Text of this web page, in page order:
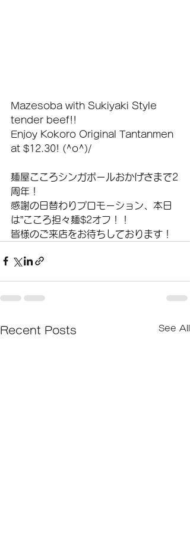
Mazesoba with Sukiyaki Style
tender beef!!
Enjoy Kokoro Original Tantanmen
at $12.30! (^o^)/
麺屋こころシンガポールおかげさまで2
周年！
感謝の日替わりプロモーション、本日
は”こころ担々麺$2オフ！！
皆様のご来店をお待ちしております！
Recent Posts See All